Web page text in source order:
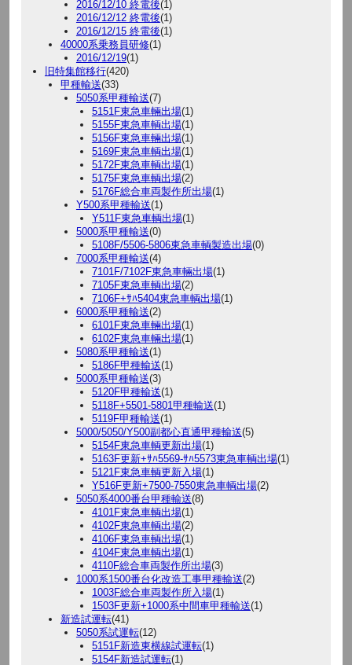
2016/12/10 終電後(1)
2016/12/12 終電後(1)
2016/12/15 終電後(1)
40000系乗務員研修(1)
2016/12/19(1)
旧特集館移行(420)
甲種輸送(33)
5050系甲種輸送(7)
5151F東急車輛出場(1)
5155F東急車輌出場(1)
5156F東急車輛出場(1)
5169F東急車輌出場(1)
5172F東急車輌出場(1)
5175F東急車輌出場(2)
5176F総合車両製作所出場(1)
Y500系甲種輸送(1)
Y511F東急車輌出場(1)
5000系甲種輸送(0)
5108F/5506-5806東急車輌製造出場(0)
7000系甲種輸送(4)
7101F/7102F東急車輛出場(1)
7105F東急車輌出場(2)
7106F+ｻﾊ5404東急車輌出場(1)
6000系甲種輸送(2)
6101F東急車輛出場(1)
6102F東急車輛出場(1)
5080系甲種輸送(1)
5186F甲種輸送(1)
5000系甲種輸送(3)
5120F甲種輸送(1)
5118F+5501-5801甲種輸送(1)
5119F甲種輸送(1)
5000/5050/Y500副都心直通甲種輸送(5)
5154F東急車輌更新出場(1)
5163F更新+ｻﾊ5569-ｻﾊ5573東急車輌出場(1)
5121F東急車輌更新入場(1)
Y516F更新+7500-7550東急車輌出場(2)
5050系4000番台甲種輸送(8)
4101F東急車輌出場(1)
4102F東急車輌出場(2)
4106F東急車輌出場(1)
4104F東急車輌出場(1)
4110F総合車両製作所出場(3)
1000系1500番台化改造工事甲種輸送(2)
1003F総合車両製作所入場(1)
1503F更新+1000系中間車甲種輸送(1)
新造試運転(41)
5050系試運転(12)
5151F新造東横線試運転(1)
5154F新造試運転(1)